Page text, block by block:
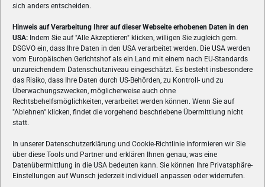
sich anders entscheiden.
Hinweis auf Verarbeitung Ihrer auf dieser Webseite erhobenen Daten in den
USA: Indem Sie auf "Alle Akzeptieren" klicken, willigen Sie zugleich gem.
DSGVO ein, dass Ihre Daten in den USA verarbeitet werden. Die USA werden
vom Europäischen Gerichtshof als ein Land mit einem nach EU-Standards
unzureichendem Datenschutzniveau eingeschätzt. Es besteht insbesondere
das Risiko, dass Ihre Daten durch US-Behörden, zu Kontroll- und zu
Überwachungszwecken, möglicherweise auch ohne
Rechtsbehelfsmöglichkeiten, verarbeitet werden können. Wenn Sie auf
"Ablehnen" klicken, findet die vorgehend beschriebene Übermittlung nicht
statt.
In unserer Datenschutzerklärung und Cookie-Richtlinie informieren wir Sie
über diese Tools und Partner und erklären Ihnen genau, was eine
Datenübermittlung in die USA bedeuten kann. Sie können Ihre Privatsphäre-
Einstellungen auf Wunsch jederzeit individuell anpassen oder widerrufen.
ÜBER UNS
VON GAMERN, FÜR GAMER! Gamers.at ist das älteste Online-
Spielemagazin Österreichs und bringt täglich aktuelle News,
Reviews und Videos zu PC- und Konsolenspielen, Gaming-
Hardware und aus der Welt des e-Sport's.
FOLGE UNS